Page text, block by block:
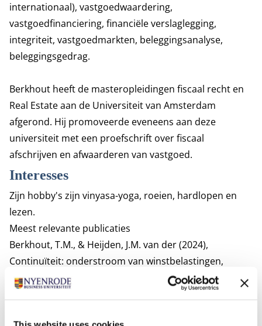
internationaal), vastgoedwaardering,
vastgoedfinanciering, financiële verslaglegging,
integriteit, vastgoedmarkten, beleggingsanalyse,
beleggingsgedrag.
Berkhout heeft de masteropleidingen fiscaal recht en
Real Estate aan de Universiteit van Amsterdam
afgerond. Hij promoveerde eveneens aan deze
universiteit met een proefschrift over fiscaal
afschrijven en afwaarderen van vastgoed.
Interesses
Zijn hobby's zijn vinyasa-yoga, roeien, hardlopen en
lezen.
Meest relevante publicaties
Berkhout, T.M., & Heijden, J.M. van der (2024),
Continuïteit: onderstroom van winstbelastingen,
Weekblad fiscaal recht, 7540, WFR 2024/227, 10-17.
Raven, G.A, Van Engers, T.M., Berkhout, T.M. (2024).